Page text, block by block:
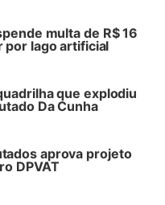
multa de R$ 16
por lago artificial
que explodiu
Da Cunha
aprova projeto
DPVAT